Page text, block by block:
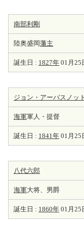
南部利剛
陸奥盛岡藩主
誕生日 : 1827年 01月25
ジョン・アーバスノッ
海軍軍人・提督
誕生日 : 1841年 01月25
八代六郎
海軍大将、男爵
誕生日 : 1860年 01月25